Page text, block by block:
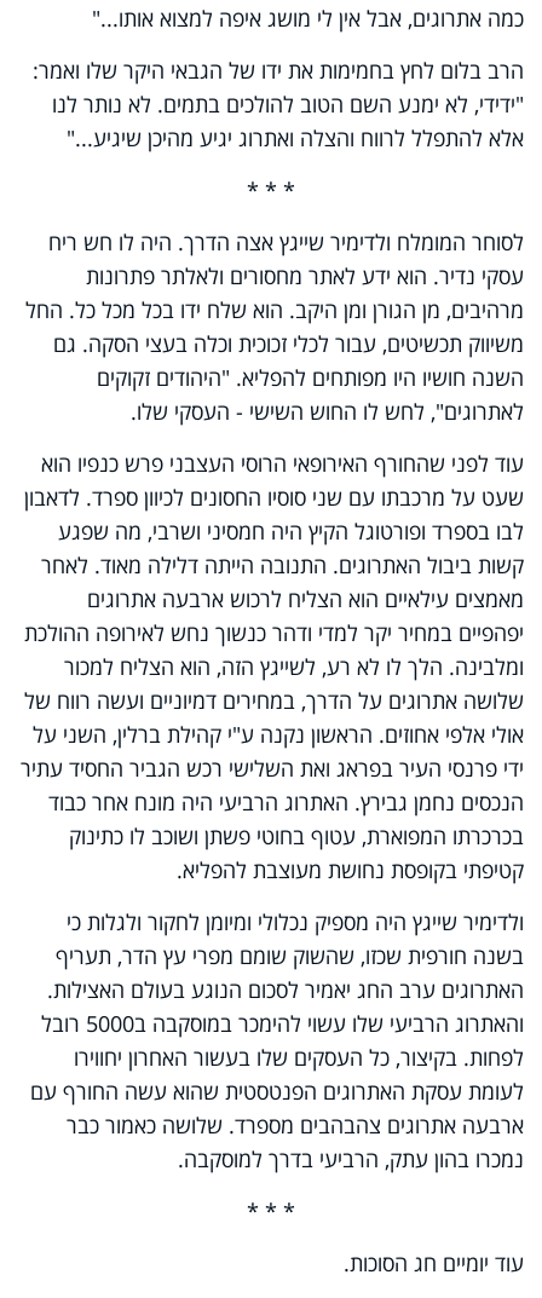
כמה אתרוגים, אבל אין לי מושג איפה למצוא אותו..."
הרב בלום לחץ בחמימות את ידו של הגבאי היקר שלו ואמר:
"ידידי, לא ימנע השם הטוב להולכים בתמים. לא נותר לנו
אלא להתפלל לרווח והצלה ואתרוג יגיע מהיכן שיגיע..."
* * *
לסוחר המומלח ולדימיר שייגץ אצה הדרך. היה לו חש ריח
עסקי נדיר. הוא ידע לאתר מחסורים ולאלתר פתרונות
מרהיבים, מן הגורן ומן היקב. הוא שלח ידו בכל מכל כל. החל
משיווק תכשיטים, עבור לכלי זכוכית וכלה בעצי הסקה. גם
השנה חושיו היו מפותחים להפליא. "היהודים זקוקים
לאתרוגים", לחש לו החוש השישי - העסקי שלו.
עוד לפני שהחורף האירופאי הרוסי העצבני פרש כנפיו הוא
שעט על מרכבתו עם שני סוסיו החסונים לכיוון ספרד. לדאבון
לבו בספרד ופורטוגל הקיץ היה חמסיני ושרבי, מה שפגע
קשות ביבול האתרוגים. התנובה הייתה דלילה מאוד. לאחר
מאמצים עילאיים הוא הצליח לרכוש ארבעה אתרוגים
יפהפיים במחיר יקר למדי ודהר כנשוך נחש לאירופה ההולכת
ומלבינה. הלך לו לא רע, לשייגץ הזה, הוא הצליח למכור
שלושה אתרוגים על הדרך, במחירים דמיוניים ועשה רווח של
אולי אלפי אחוזים. הראשון נקנה ע"י קהילת ברלין, השני על
ידי פרנסי העיר בפראג ואת השלישי רכש הגביר החסיד עתיר
הנכסים נחמן גבירץ. האתרוג הרביעי היה מונח אחר כבוד
בכרכרתו המפוארת, עטוף בחוטי פשתן ושוכב לו כתינוק
קטיפתי בקופסת נחושת מעוצבת להפליא.
ולדימיר שייגץ היה מספיק נכלולי ומיומן לחקור ולגלות כי
בשנה חורפית שכזו, שהשוק שומם מפרי עץ הדר, תעריף
האתרוגים ערב החג יאמיר לסכום הנוגע בעולם האצילות.
והאתרוג הרביעי שלו עשוי להימכר במוסקבה ב5000 רובל
לפחות. בקיצור, כל העסקים שלו בעשור האחרון יחווירו
לעומת עסקת האתרוגים הפנטסטית שהוא עשה החורף עם
ארבעה אתרוגים צהבהבים מספרד. שלושה כאמור כבר
נמכרו בהון עתק, הרביעי בדרך למוסקבה.
* * *
עוד יומיים חג הסוכות.